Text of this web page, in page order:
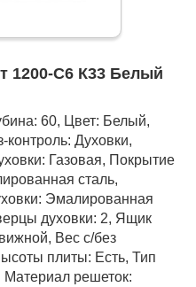
1200-С6 К33 Белый
60, Цвет: Белый,
контроль: Духовки,
Газовая, Покрытие
сталь,
Эмалированная
духовки: 2, Ящик
Вес с/без
плиты: Есть, Тип
решеток: